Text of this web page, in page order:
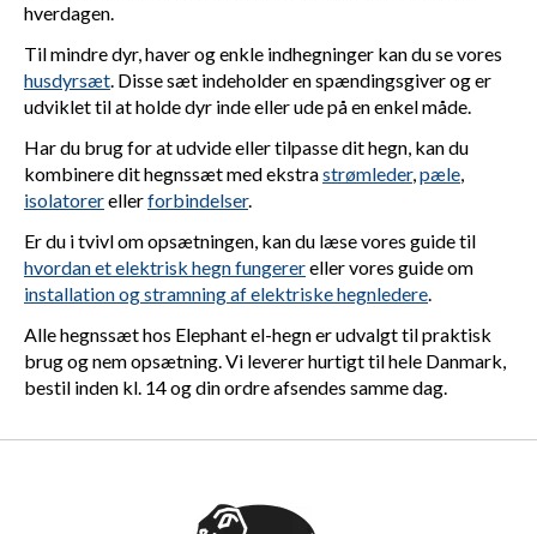
hverdagen.
Til mindre dyr, haver og enkle indhegninger kan du se vores
husdyrsæt. Disse sæt indeholder en spændingsgiver og er
udviklet til at holde dyr inde eller ude på en enkel måde.
Har du brug for at udvide eller tilpasse dit hegn, kan du
kombinere dit hegnssæt med ekstrastrømleder,pæle,
isolatorerellerforbindelser.
Er du i tvivl om opsætningen, kan du læse vores guide til
hvordan et elektrisk hegn fungerereller vores guide om
installation og stramning af elektriske hegnledere.
Alle hegnssæt hos Elephant el-hegn er udvalgt til praktisk
brug og nem opsætning. Vi leverer hurtigt til hele Danmark,
bestil inden kl. 14 og din ordre afsendes samme dag.